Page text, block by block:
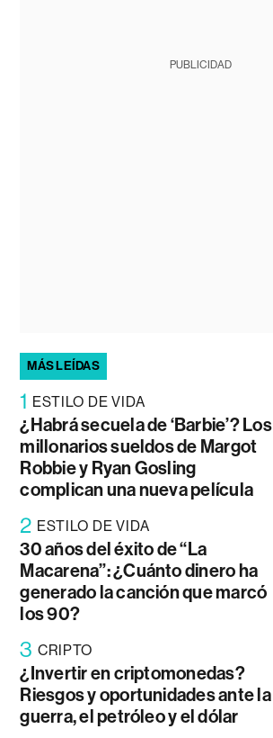
PUBLICIDAD
MÁS LEÍDAS
1 ESTILO DE VIDA
¿Habrá secuela de ‘Barbie’? Los
millonarios sueldos de Margot
Robbie y Ryan Gosling
complican una nueva película
2 ESTILO DE VIDA
30 años del éxito de “La
Macarena”: ¿Cuánto dinero ha
generado la canción que marcó
los 90?
3 CRIPTO
¿Invertir en criptomonedas?
Riesgos y oportunidades ante la
guerra, el petróleo y el dólar